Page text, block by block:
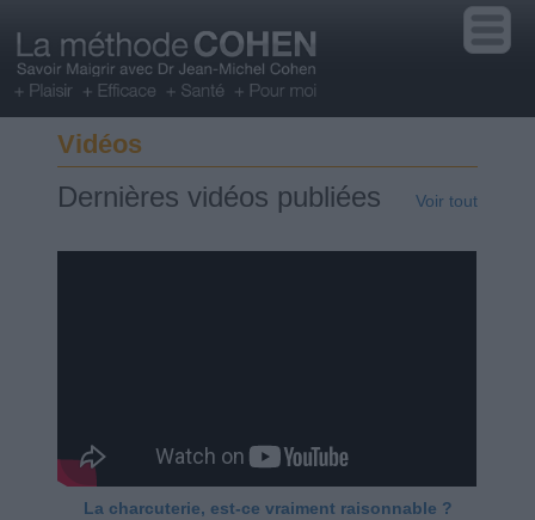
Vidéos
Dernières vidéos publiées Voir tout
La charcuterie, est-ce vraiment raisonnable ?